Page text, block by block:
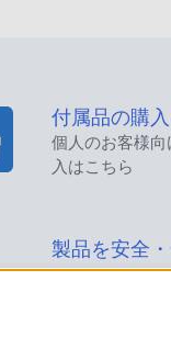
付属品の購入
個人のお客様
入はこちら
製品を安全